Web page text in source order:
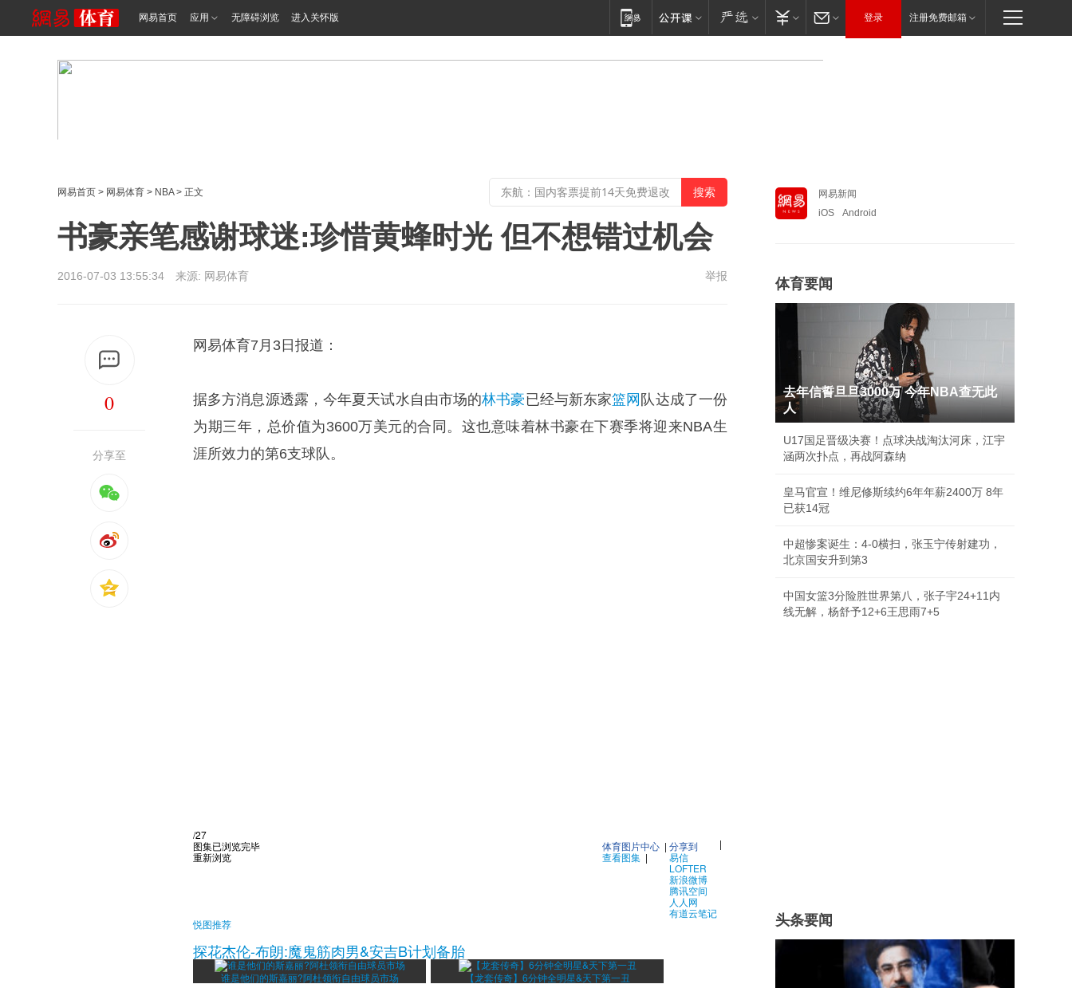
网易首页 应用 无障碍浏览 进入关怀版 登录 注册免费邮箱
网易首页 > 网易体育 > NBA> 正文
书豪亲笔感谢球迷:珍惜黄蜂时光 但不想错过机会
2016-07-03 13:55:34 来源: 网易体育 举报
0
分享至
网易体育7月3日报道：
据多方消息源透露，今年夏天试水自由市场的林书豪已经与新东家篮网 队达成了一份
为期三年，总价值为3600万美元的合同。这也意味着林书豪在下赛季将迎来NBA生
涯所效力的第6支球队。
/27
|
分享到
易信
LOFTER
新浪微博
腾讯空间
人人网
有道云笔记
体育图片中心 |
查看图集 |
图集已浏览完毕
重新浏览
悦图推荐
探花杰伦-布朗:魔鬼筋肉男&安吉B计划备胎
谁是他们的斯嘉丽?阿杜领衔自由球员市场 【龙套传奇】6分钟全明星&天下第一丑
网易新闻
iOS
Android
体育要闻
去年信誓旦旦3000万 今年NBA查无此
人
U17国足晋级决赛！点球决战淘汰河床，江宇
涵两次扑点，再战阿森纳
皇马官宣！维尼修斯续约6年年薪2400万 8年
已获14冠
中超惨案诞生：4-0横扫，张玉宁传射建功，
北京国安升到第3
中国女篮3分险胜世界第八，张子宇24+11内
线无解，杨舒予12+6王思雨7+5
头条要闻